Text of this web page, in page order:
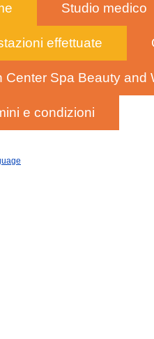
Studio medico
effettuate
Center Spa Beauty and
e condizioni